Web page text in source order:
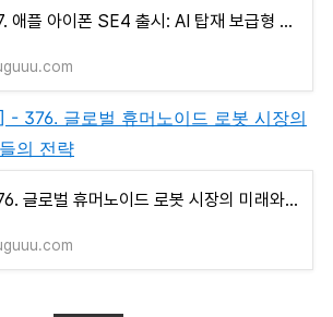
77. 애플 아이폰 SE4 출시: AI 탑재 보급형 모델, 2월 19일 공개
376. 글로벌 휴머노이드 로봇 시장의
의 전략
376. 글로벌 휴머노이드 로봇 시장의 미래와 주요 기업들의 전략